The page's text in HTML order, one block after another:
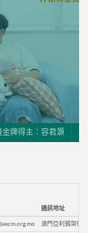
金牌得主：容君灝
通訊地址
澳門亞利鴉架街9